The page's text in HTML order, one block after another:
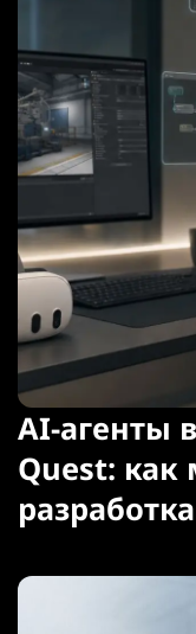
AI-агенты
Quest: как